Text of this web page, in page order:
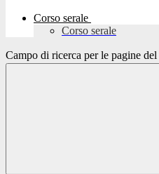
Corso serale
Corso serale
Campo di ricerca per le pagine